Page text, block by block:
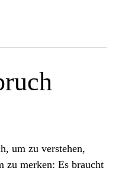
um zu verstehen,
zu merken: Es braucht